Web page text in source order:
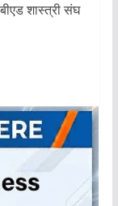
शास्त्री संघ